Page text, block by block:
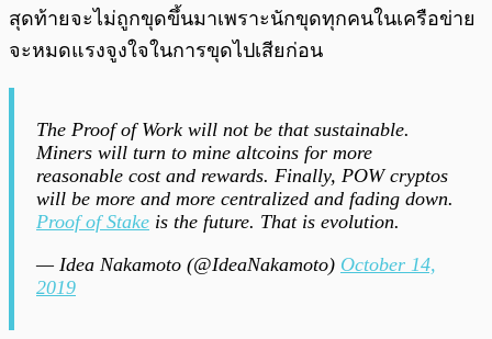
สุดท้ายจะไม่ถูกขุดขึ้นมาเพราะนักขุดทุกคนในเครือข่าย
จะหมดแรงจูงใจในการขุดไปเสียก่อน
The Proof of Work will not be that sustainable.
Miners will turn to mine altcoins for more
reasonable cost and rewards. Finally, POW cryptos
will be more and more centralized and fading down.
Proof of Stake is the future. That is evolution.
— Idea Nakamoto (@IdeaNakamoto) October 14,
2019